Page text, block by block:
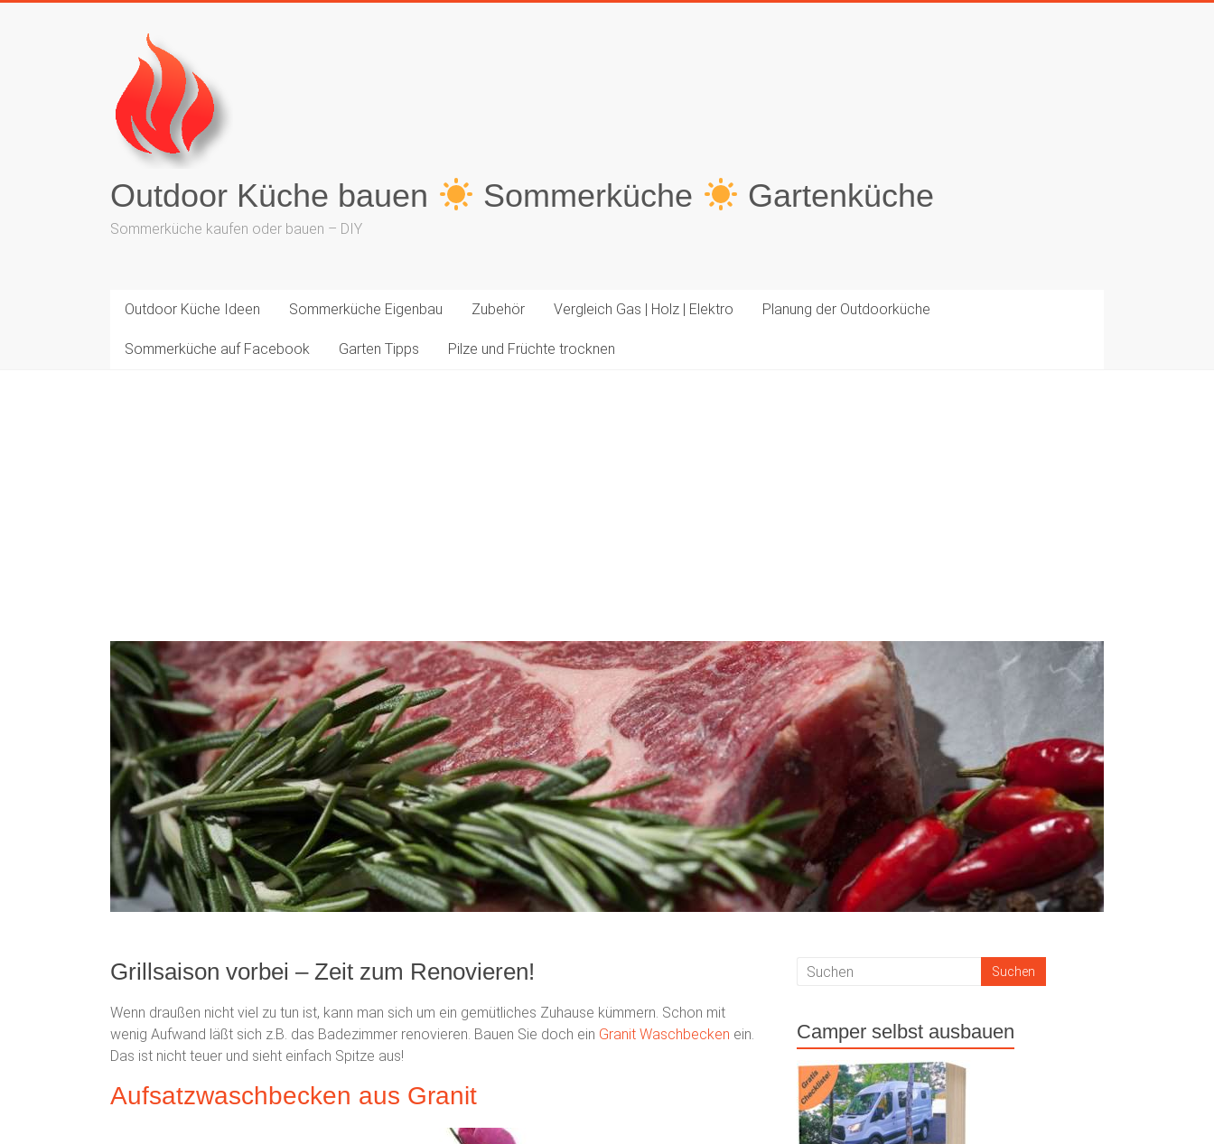
Outdoor Küche bauen Sommerküche Gartenküche
Sommerküche kaufen oder bauen – DIY
Outdoor Küche Ideen Sommerküche Eigenbau Zubehör Vergleich Gas | Holz | Elektro Planung der Outdoorküche
Sommerküche auf Facebook Garten Tipps Pilze und Früchte trocknen
Grillsaison vorbei – Zeit zum Renovieren!
Wenn draußen nicht viel zu tun ist, kann man sich um ein gemütliches Zuhause kümmern. Schon mit
wenig Aufwand läßt sich z.B. das Badezimmer renovieren. Bauen Sie doch ein Granit Waschbecken ein.
Das ist nicht teuer und sieht einfach Spitze aus!
Aufsatzwaschbecken aus Granit
Camper selbst ausbauen